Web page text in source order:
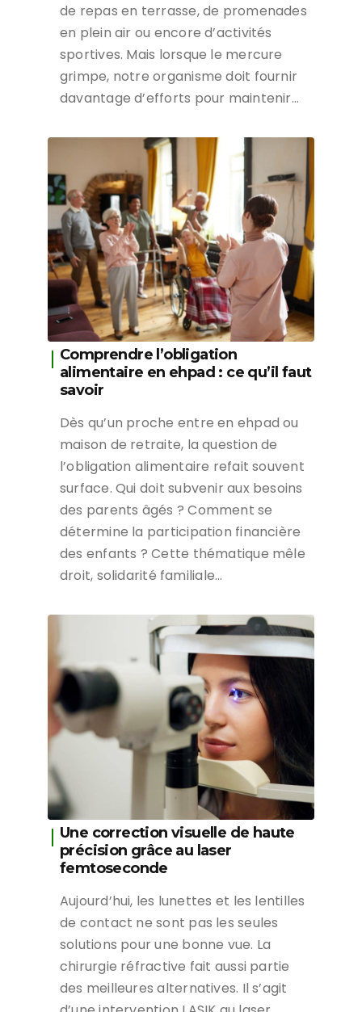
de repas en terrasse, de promenades
en plein air ou encore d’activités
sportives. Mais lorsque le mercure
grimpe, notre organisme doit fournir
davantage d’efforts pour maintenir…
Comprendre l’obligation
alimentaire en ehpad : ce qu’il faut
savoir
Dès qu’un proche entre en ehpad ou
maison de retraite, la question de
l’obligation alimentaire refait souvent
surface. Qui doit subvenir aux besoins
des parents âgés ? Comment se
détermine la participation financière
des enfants ? Cette thématique mêle
droit, solidarité familiale…
Une correction visuelle de haute
précision grâce au laser
femtoseconde
Aujourd’hui, les lunettes et les lentilles
de contact ne sont pas les seules
solutions pour une bonne vue. La
chirurgie réfractive fait aussi partie
des meilleures alternatives. Il s’agit